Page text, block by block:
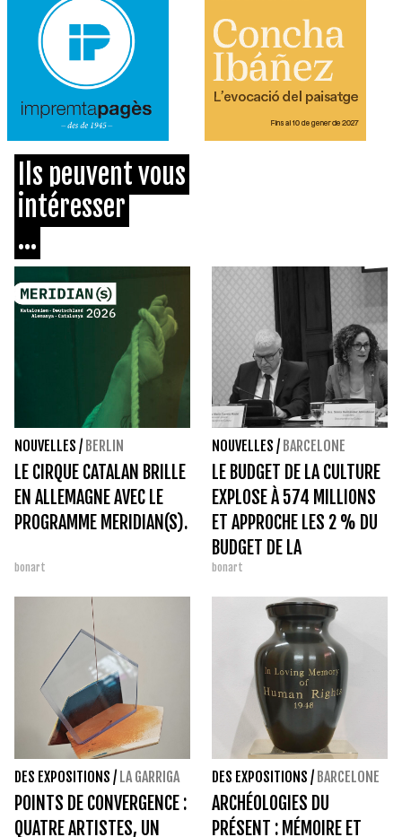
Ils peuvent vous
intéresser
...
NOUVELLES / BERLIN
LE CIRQUE CATALAN BRILLE
EN ALLEMAGNE AVEC LE
PROGRAMME MERIDIAN(S).
bonart
NOUVELLES / BARCELONE
LE BUDGET DE LA CULTURE
EXPLOSE À 574 MILLIONS
ET APPROCHE LES 2 % DU
BUDGET DE LA
GENERALITAT.
bonart
DES EXPOSITIONS / LA GARRIGA
POINTS DE CONVERGENCE :
QUATRE ARTISTES, UN
DES EXPOSITIONS / BARCELONE
ARCHÉOLOGIES DU
PRÉSENT : MÉMOIRE ET